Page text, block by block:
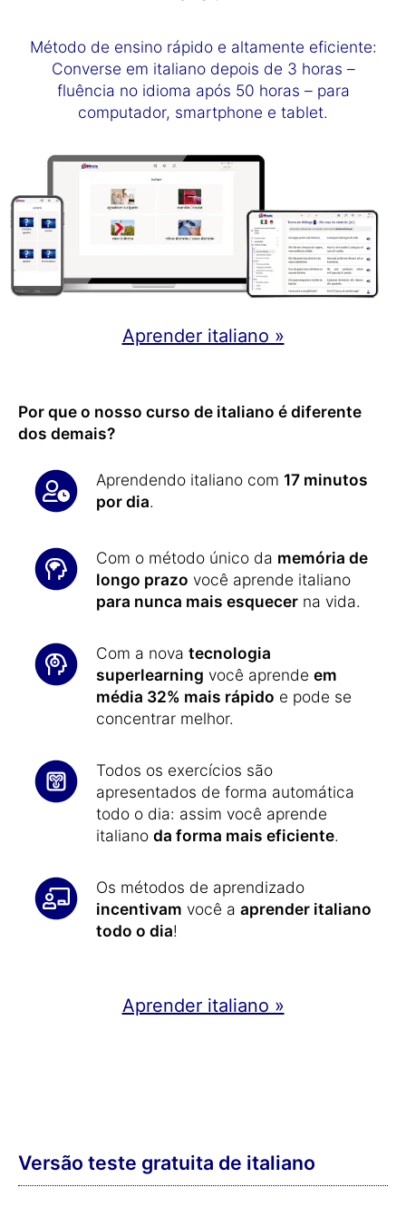
Método de ensino rápido e altamente eficiente:
Converse em italiano depois de 3 horas –
fluência no idioma após 50 horas – para
computador, smartphone e tablet.
Aprender italiano »
Por que o nosso curso de italiano é diferente
dos demais?
Aprendendo italiano com 17 minutos
por dia.
Com o método único da memória de
longo prazo você aprende italiano
para nunca mais esquecer na vida.
Com a nova tecnologia
superlearning você aprende em
média 32% mais rápido e pode se
concentrar melhor.
Todos os exercícios são
apresentados de forma automática
todo o dia: assim você aprende
italiano da forma mais eficiente.
Os métodos de aprendizado
incentivam você a aprender italiano
todo o dia!
Aprender italiano »
Versão teste gratuita de italiano